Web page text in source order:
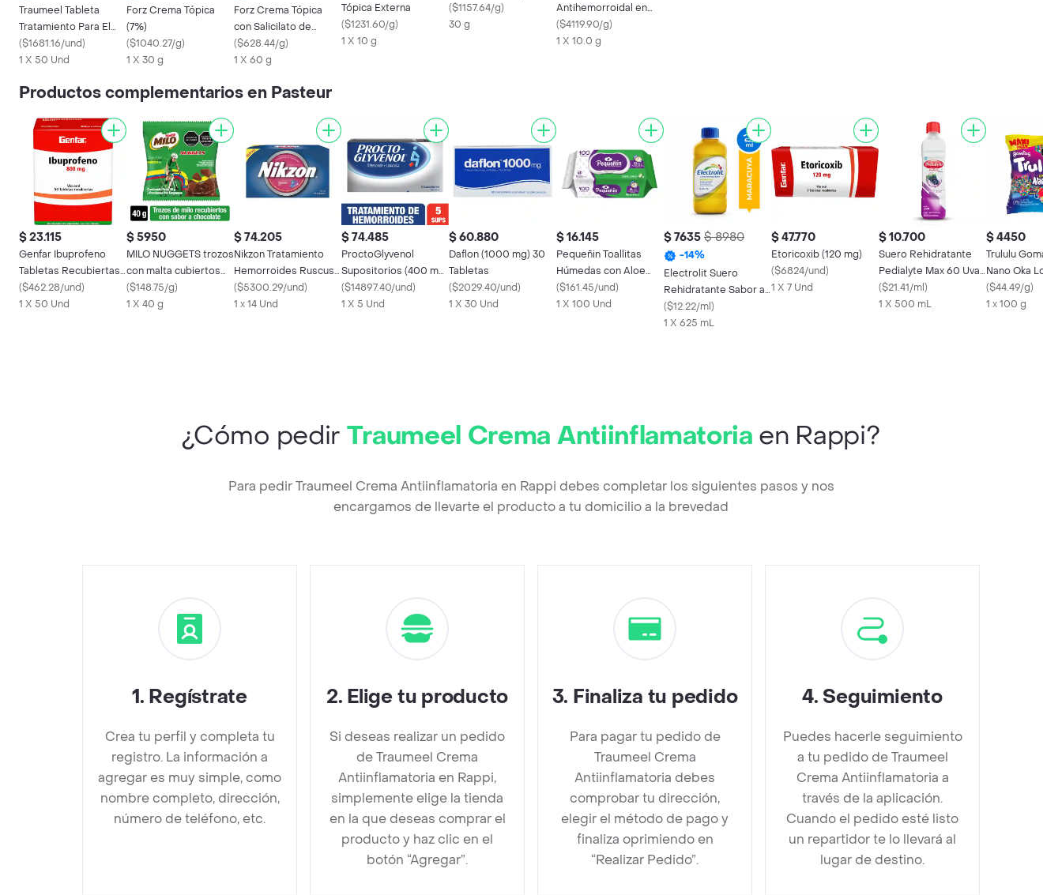
Traumeel Tableta
Tratamiento Para El
Dolor
($1681.16/und)
1 X 50 Und
Forz Crema Tópica
(7%)
($1040.27/g)
1 X 30 g
Forz Crema Tópica
con Salicilato de
Metilo
($628.44/g)
1 X 60 g
Tópica Externa
($1231.60/g)
1 X 10 g
($1157.64/g)
30 g
Antihemorroidal en
Ungüento
($4119.90/g)
1 X 10.0 g
Productos complementarios en Pasteur
$ 23.115
Genfar Ibuprofeno
Tabletas Recubiertas
Blister (800 mg)
($462.28/und)
1 X 50 Und
$ 5950
MILO NUGGETS trozos
con malta cubiertos
sabor chocolate x 40g
($148.75/g)
1 X 40 g
$ 74.205
Nikzon Tratamiento
Hemorroides Ruscus
Aculeatus L. 14
Cápsulas
($5300.29/und)
1 x 14 Und
$ 74.485
ProctoGlyvenol
Supositorios (400 mg
/ 40 mg)
($14897.40/und)
1 X 5 Und
$ 60.880
Daflon (1000 mg) 30
Tabletas
($2029.40/und)
1 X 30 Und
$ 16.145
Pequeñin Toallitas
Húmedas con Aloe
Natural
($161.45/und)
1 X 100 Und
$ 7635 $ 8980
-14%
Electrolit Suero
Rehidratante Sabor a
Maracuyá
($12.22/ml)
1 X 625 mL
$ 47.770
Etoricoxib (120 mg)
($6824/und)
1 X 7 Und
$ 10.700
Suero Rehidratante
Pedialyte Max 60 Uva
Frasco 500 mL
($21.41/ml)
1 X 500 mL
$ 4450
Trululu Goma
Nano Oka Loka
($44.49/g)
1 x 100 g
¿Cómo pedir Traumeel Crema Antiinflamatoria en Rappi?
Para pedir Traumeel Crema Antiinflamatoria en Rappi debes completar los siguientes pasos y nos
encargamos de llevarte el producto a tu domicilio a la brevedad
1. Regístrate
Crea tu perfil y completa tu
registro. La información a
agregar es muy simple, como
nombre completo, dirección,
número de teléfono, etc.
2. Elige tu producto
Si deseas realizar un pedido
de Traumeel Crema
Antiinflamatoria en Rappi,
simplemente elige la tienda
en la que deseas comprar el
producto y haz clic en el
botón “Agregar”.
3. Finaliza tu pedido
Para pagar tu pedido de
Traumeel Crema
Antiinflamatoria debes
comprobar tu dirección,
elegir el método de pago y
finaliza oprimiendo en
“Realizar Pedido”.
4. Seguimiento
Puedes hacerle seguimiento
a tu pedido de Traumeel
Crema Antiinflamatoria a
través de la aplicación.
Cuando el pedido esté listo
un repartidor te lo llevará al
lugar de destino.